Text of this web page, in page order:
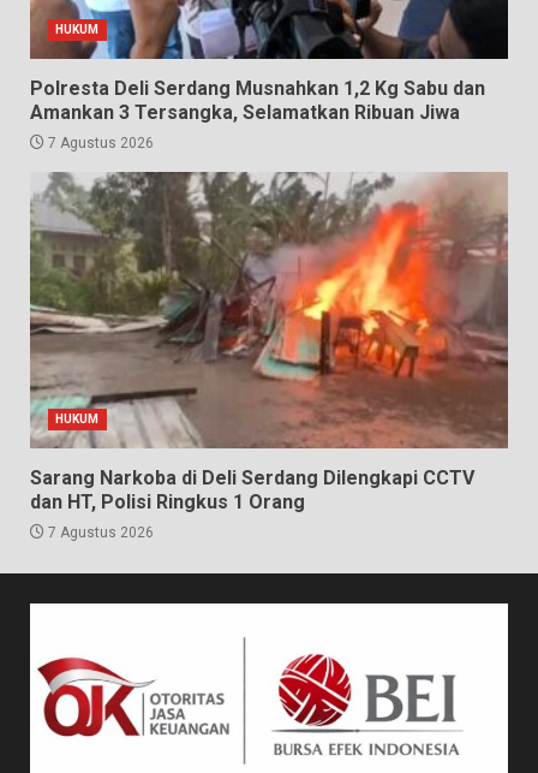
HUKUM
Polresta Deli Serdang Musnahkan 1,2 Kg Sabu dan
Amankan 3 Tersangka, Selamatkan Ribuan Jiwa
7 Agustus 2026
HUKUM
Sarang Narkoba di Deli Serdang Dilengkapi CCTV
dan HT, Polisi Ringkus 1 Orang
7 Agustus 2026